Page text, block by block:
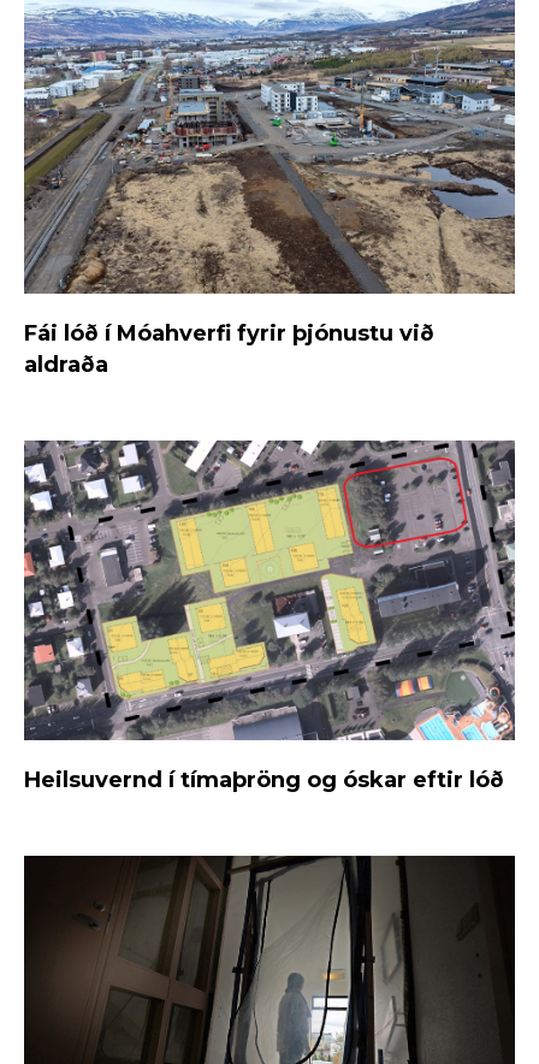
Fái lóð í Móahverfi fyrir þjónustu við
aldraða
Heilsuvernd í tímaþröng og óskar eftir lóð